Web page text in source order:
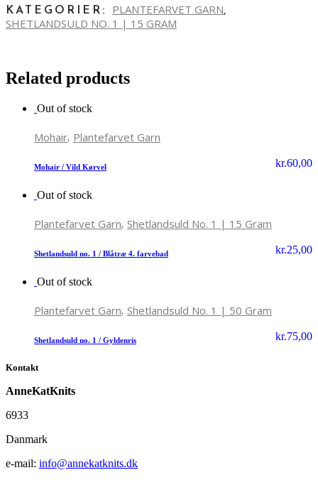
KATEGORIER: PLANTEFARVET GARN,
SHETLANDSULD NO. 1 | 15 GRAM
Related products
Out of stock
Mohair, Plantefarvet Garn
Mohair / Vild Kørvel kr.60,00
Out of stock
Plantefarvet Garn, Shetlandsuld No. 1 | 15 Gram
Shetlandsuld no. 1 / Blåtræ 4. farvebad kr.25,00
Out of stock
Plantefarvet Garn, Shetlandsuld No. 1 | 50 Gram
Shetlandsuld no. 1 / Gyldenris kr.75,00
Kontakt
AnneKatKnits
6933
Danmark
e-mail: info@annekatknits.dk